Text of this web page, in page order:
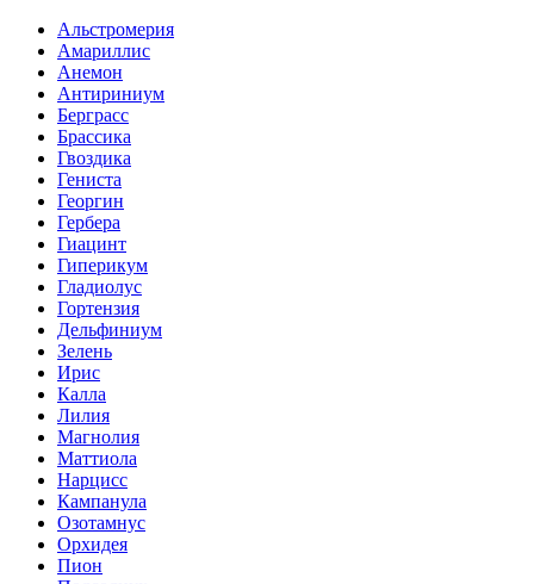
Альстромерия
Амариллис
Анемон
Антириниум
Берграсс
Брассика
Гвоздика
Гениста
Георгин
Гербера
Гиацинт
Гиперикум
Гладиолус
Гортензия
Дельфиниум
Зелень
Ирис
Калла
Лилия
Магнолия
Маттиола
Нарцисс
Кампанула
Озотамнус
Орхидея
Пион